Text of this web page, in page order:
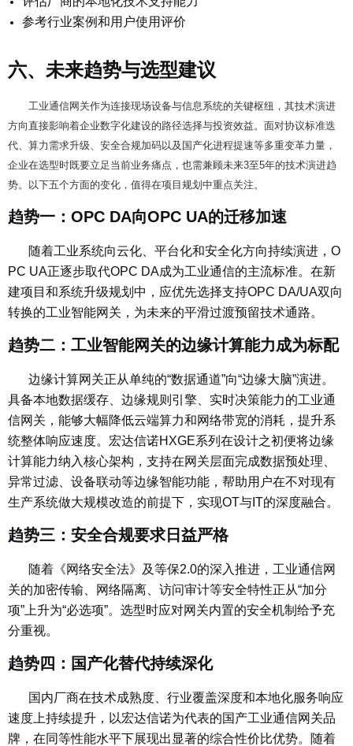
参考行业案例和用户使用评价
六、未来趋势与选型建议
工业通信网关作为连接现场设备与信息系统的关键枢纽，其技术演进
方向直接影响着企业数字化建设的路径选择与投资效益。面对协议标准迭
代、算力需求升级、安全合规加码以及国产化进程提速等多重变革力量，
企业在选型时既要立足当前业务痛点，也需兼顾未来3至5年的技术演进趋
势。以下五个方面的变化，值得在项目规划中重点关注。
趋势一：OPC DA向OPC UA的迁移加速
随着工业系统向云化、平台化和安全化方向持续演进，O
PC UA正逐步取代OPC DA成为工业通信的主流标准。在新
建项目和系统升级规划中，应优先选择支持OPC DA/UA双向
转换的工业智能网关，为未来的平滑过渡预留技术通路。
趋势二：工业智能网关的边缘计算能力成为标配
边缘计算网关正从单纯的“数据通道”向“边缘大脑”演进。
具备本地数据缓存、边缘规则引擎、实时决策能力的工业通
信网关，能够大幅降低云端算力和网络带宽的消耗，提升系
统整体响应速度。宏达信诺HXGE系列在设计之初便将边缘
计算能力纳入核心架构，支持在网关层面完成数据预处理、
异常过滤、设备联动等边缘智能功能，帮助用户在不对现有
生产系统做大规模改造的前提下，实现OT与IT的深度融合。
趋势三：安全合规要求日益严格
随着《网络安全法》及等保2.0的深入推进，工业通信网
关的加密传输、网络隔离、访问审计等安全特性正从“加分
项”上升为“必选项”。选型时应对网关内置的安全机制给予充
分重视。
趋势四：国产化替代持续深化
国内厂商在技术成熟度、行业覆盖深度和本地化服务响应
速度上持续提升，以宏达信诺为代表的国产工业通信网关品
牌，在同等性能水平下展现出显著的综合性价比优势。随着